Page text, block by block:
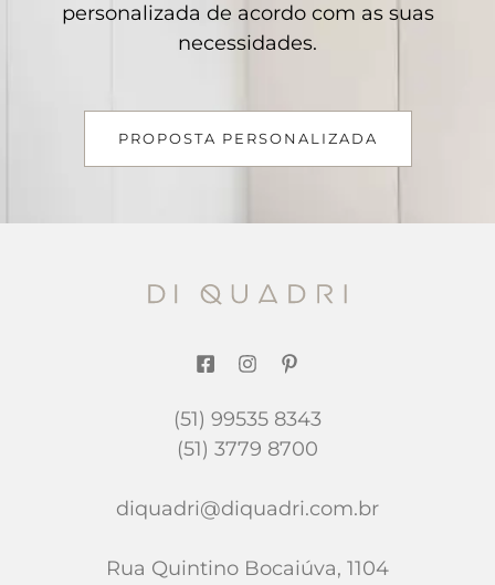
personalizada de acordo com as suas
necessidades.
PROPOSTA PERSONALIZADA
(51) 99535 8343
(51) 3779 8700
diquadri@diquadri.com.br
Rua Quintino Bocaiúva, 1104